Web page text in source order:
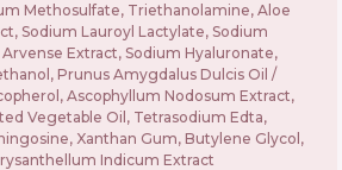
Methosulfate, Triethanolamine, Aloe
Sodium Lauroyl Lactylate, Sodium
Extract, Sodium Hyaluronate,
Prunus Amygdalus Dulcis Oil /
Ascophyllum Nodosum Extract,
Vegetable Oil, Tetrasodium Edta,
Xanthan Gum, Butylene Glycol,
Indicum Extract